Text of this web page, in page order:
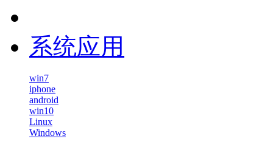
系统应用
win7
iphone
android
win10
Linux
Windows